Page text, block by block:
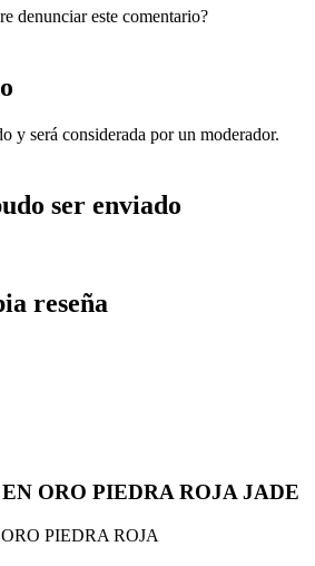
denunciar este comentario?
y será considerada por un moderador.
ser enviado
reseña
ORO PIEDRA ROJA JADE
PIEDRA ROJA